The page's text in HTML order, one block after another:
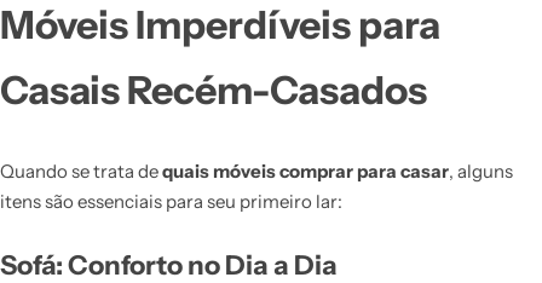
Móveis Imperdíveis para
Casais Recém-Casados
Quando se trata dequais móveis comprar para casar, alguns
itens são essenciais para seu primeiro lar:
Sofá: Conforto no Dia a Dia